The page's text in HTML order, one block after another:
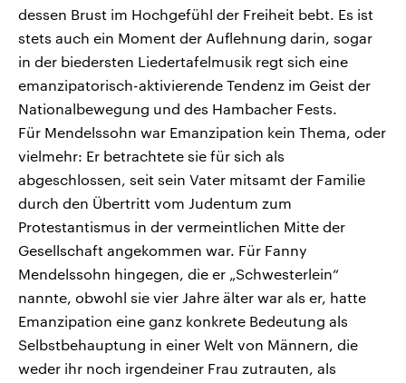
dessen Brust im Hochgefühl der Freiheit bebt. Es ist
stets auch ein Moment der Auflehnung darin, sogar
in der biedersten Liedertafelmusik regt sich eine
emanzipatorisch-aktivierende Tendenz im Geist der
Nationalbewegung und des Hambacher Fests.
Für Mendelssohn war Emanzipation kein Thema, oder
vielmehr: Er betrachtete sie für sich als
abgeschlossen, seit sein Vater mitsamt der Familie
durch den Übertritt vom Judentum zum
Protestantismus in der vermeintlichen Mitte der
Gesellschaft angekommen war. Für Fanny
Mendelssohn hingegen, die er „Schwesterlein“
nannte, obwohl sie vier Jahre älter war als er, hatte
Emanzipation eine ganz konkrete Bedeutung als
Selbstbehauptung in einer Welt von Männern, die
weder ihr noch irgendeiner Frau zutrauten, als